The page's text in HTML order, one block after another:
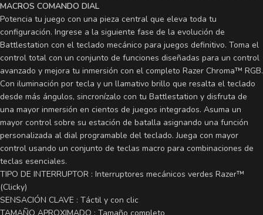
MACROS COMANDO DIAL
Potencia tu juego con una pieza central que eleva toda tu
configuración. Ingrese a la siguiente fase de la evolución de
Battlestation con el teclado mecánico para juegos definitivo. Toma el
control total con un conjunto de funciones diseñadas para un control
avanzado y mejora tu inmersión con el completo Razer Chroma™ RGB.
Con iluminación por tecla y un llamativo brillo que resalta el teclado
desde más ángulos, sincronízalo con tu Battlestation y disfruta de
una mayor inmersión en cientos de juegos integrados. Asuma un
mayor control sobre su estación de batalla asignando una función
personalizada al dial programable del teclado. Juega con mayor
control usando un conjunto de teclas macro para combinaciones de
teclas esenciales.
TIPO DE INTERRUPTOR : Interruptores mecánicos verdes Razer™
(Clicky)
SENSACIÓN CLAVE : Táctil y con clic